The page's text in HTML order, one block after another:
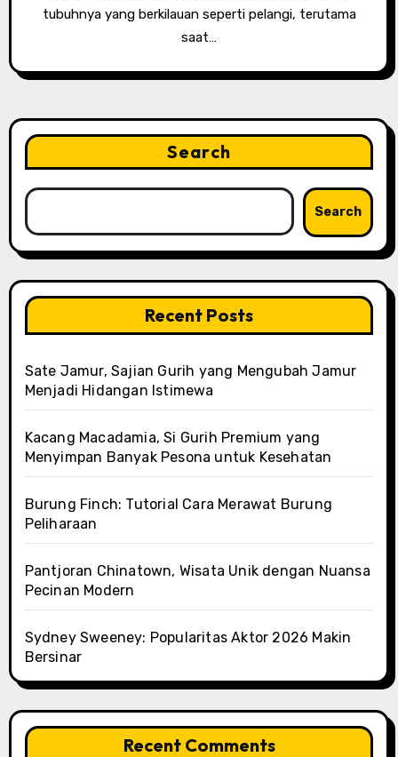
tubuhnya yang berkilauan seperti pelangi, terutama
saat…
Search
Search
Recent Posts
Sate Jamur, Sajian Gurih yang Mengubah Jamur
Menjadi Hidangan Istimewa
Kacang Macadamia, Si Gurih Premium yang
Menyimpan Banyak Pesona untuk Kesehatan
Burung Finch: Tutorial Cara Merawat Burung
Peliharaan
Pantjoran Chinatown, Wisata Unik dengan Nuansa
Pecinan Modern
Sydney Sweeney: Popularitas Aktor 2026 Makin
Bersinar
Recent Comments